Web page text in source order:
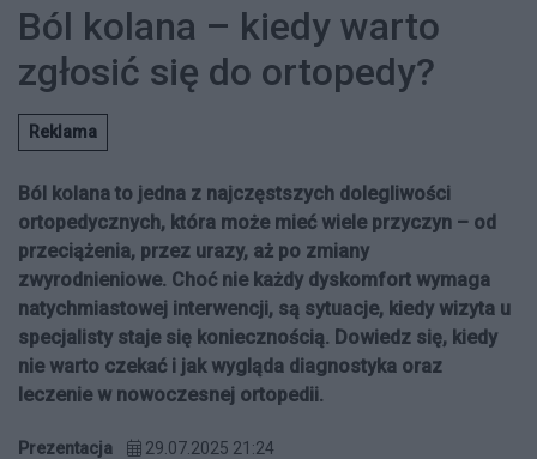
Ból kolana – kiedy warto
zgłosić się do ortopedy?
Reklama
Ból kolana to jedna z najczęstszych dolegliwości
ortopedycznych, która może mieć wiele przyczyn – od
przeciążenia, przez urazy, aż po zmiany
zwyrodnieniowe. Choć nie każdy dyskomfort wymaga
natychmiastowej interwencji, są sytuacje, kiedy wizyta u
specjalisty staje się koniecznością. Dowiedz się, kiedy
nie warto czekać i jak wygląda diagnostyka oraz
leczenie w nowoczesnej ortopedii.
Prezentacja 29.07.2025 21:24